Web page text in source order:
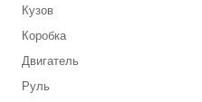
Кузов
Коробка
Двигатель
Руль